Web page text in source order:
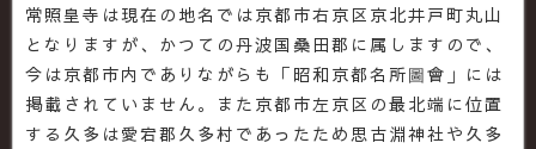
常照皇寺は現在の地名では京都市右京区京北井戸町丸山
となりますが、かつての丹波国桑田郡に属しますので、
今は京都市内でありながらも「昭和京都名所圖會」には
掲載されていません。また京都市左京区の最北端に位置
する久多は愛宕郡久多村であったため思古淵神社や久多